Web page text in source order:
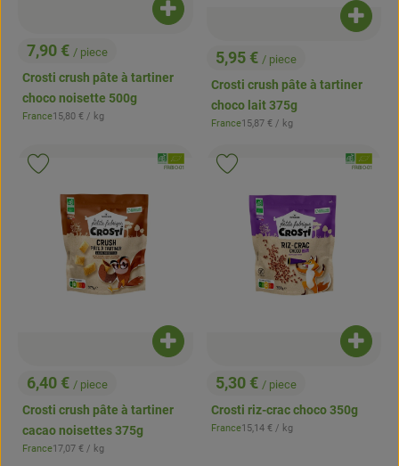
, Prix:
7,90 € / piece
Crosti crush pâte à tartiner
choco noisette 500g
, Origine:
France, Prix de référence:
15,80 € / kg
Ajouter le produit au panier
, Prix:
5,95 € / piece
Crosti crush pâte à tartiner
choco lait 375g
, Origine:
France, Prix de référence:
15,87 € / kg
, Prix:
6,40 € / piece
Crosti crush pâte à tartiner
cacao noisettes 375g
, Origine:
France, Prix de référence:
17,07 € / kg
Ajouter le produit au panier
, Association:
, Autorité de contrôle:
FR-BIO-01
Ajouter le produit aux favoris
, Prix:
5,30 € / piece
Crosti riz-crac choco 350g
, Origine:
France, Prix de référence:
15,14 € / kg
, , Autorité de contrôle:
FR-BIO-01
Ajouter le produit aux favoris